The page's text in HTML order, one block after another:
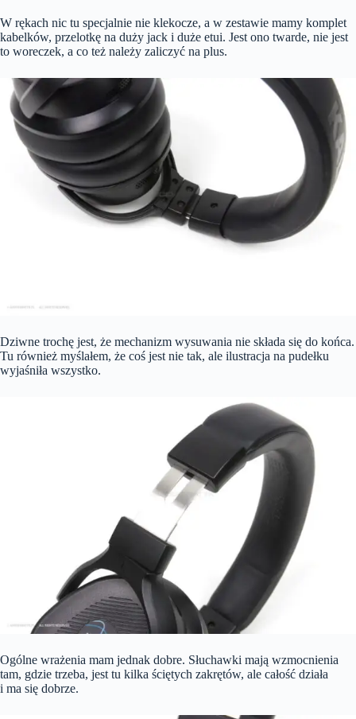
W rękach nic tu specjalnie nie klekocze, a w zestawie mamy komplet
kabelków, przelotkę na duży jack i duże etui. Jest ono twarde, nie jest
to woreczek, a co też należy zaliczyć na plus.
Dziwne trochę jest, że mechanizm wysuwania nie składa się do końca.
Tu również myślałem, że coś jest nie tak, ale ilustracja na pudełku
wyjaśniła wszystko.
Ogólne wrażenia mam jednak dobre. Słuchawki mają wzmocnienia
tam, gdzie trzeba, jest tu kilka ściętych zakrętów, ale całość działa
i ma się dobrze.